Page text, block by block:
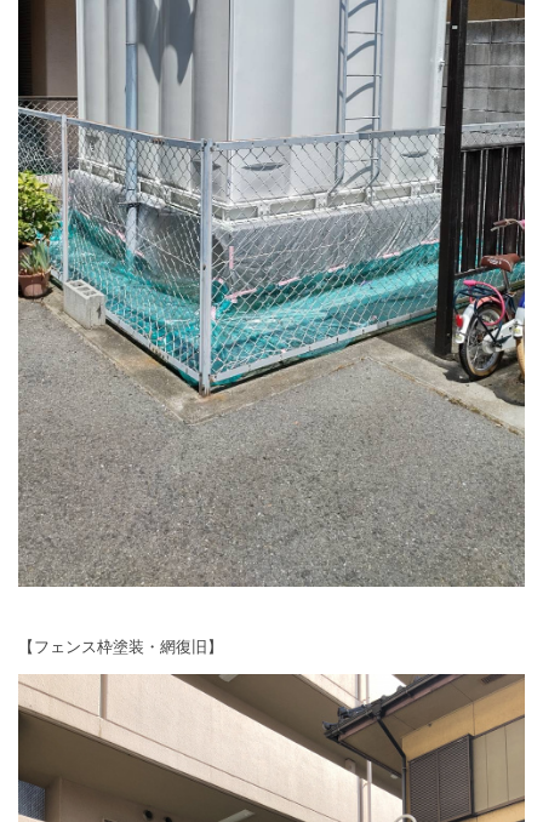
【フェンス枠塗装・網復旧】